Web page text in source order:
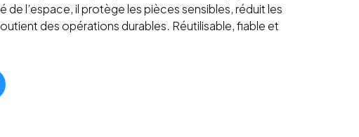
de l’espace, il protège les pièces sensibles, réduit les
des opérations durables. Réutilisable, fiable et